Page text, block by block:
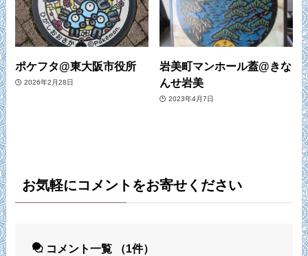
ポケフタ@東大阪市役所
2026年2月28日
岩美町マンホール蓋@きな
んせ岩美
2023年4月7日
お気軽にコメントをお寄せください
コメント一覧 （1件）